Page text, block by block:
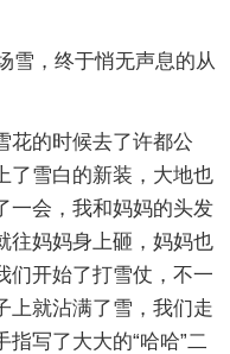
雪，终于悄无声息的从
花的时候去了许都公
了雪白的新装，大地也
一会，我和妈妈的头发
往妈妈身上砸，妈妈也
们开始了打雪仗，不一
上就沾满了雪，我们走
写了大大的“哈哈”二